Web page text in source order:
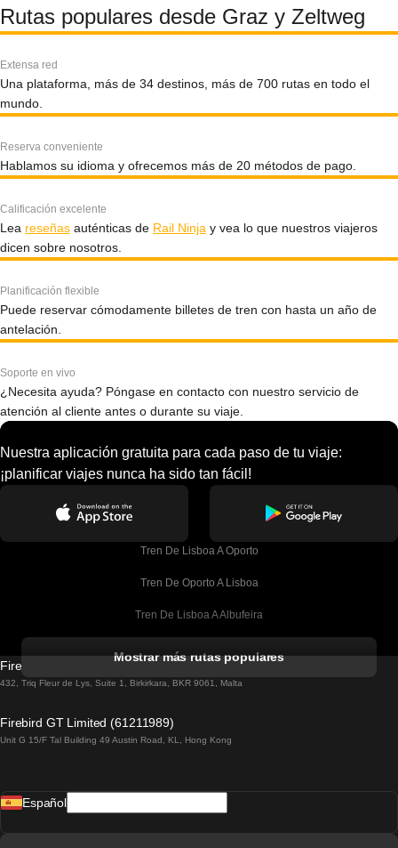
Rutas populares desde Graz y Zeltweg
Extensa red
Una plataforma, más de 34 destinos, más de 700 rutas en todo el
mundo.
Reserva conveniente
Hablamos su idioma y ofrecemos más de 20 métodos de pago.
Calificación excelente
Lea reseñas auténticas de Rail Ninja y vea lo que nuestros viajeros
dicen sobre nosotros.
Planificación flexible
Puede reservar cómodamente billetes de tren con hasta un año de
antelación.
Soporte en vivo
¿Necesita ayuda? Póngase en contacto con nuestro servicio de
atención al cliente antes o durante su viaje.
Nuestra aplicación gratuita para cada paso de tu viaje:
¡planificar viajes nunca ha sido tan fácil!
Tren De Lisboa A Oporto
Tren De Oporto A Lisboa
Tren De Lisboa A Albufeira
Tren De Lisboa A Lagos
Tren De Lisboa A Madrid
Mostrar más rutas populares
Firebird GT Limited (OC 1451)
432, Triq Fleur de Lys, Suite 1, Birkirkara, BKR 9061, Malta
Firebird GT Limited (61211989)
Unit G 15/F Tal Building 49 Austin Road, KL, Hong Kong
Español